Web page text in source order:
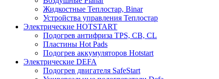
Жидкостные Теплостар, Binar
Устройства управления Теплостар
Электрические HOTSTART
Подогрев антифриза TPS, CB, CL
Пластины Hot Pads
Подогрев аккумуляторов Hotstart
Электрические DEFA
Подогрев двигателя SafeStart